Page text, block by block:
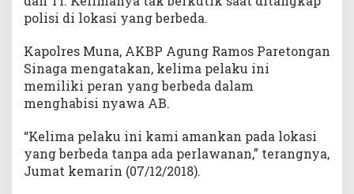
i
n
polisi di lokasi yang berbeda.
Kapolres Muna, AKBP Agung Ramos Paretongan
Sinaga mengatakan, kelima pelaku ini
memiliki peran yang berbeda dalam
menghabisi nyawa AB.
“Kelima pelaku ini kami amankan pada lokasi
yang berbeda tanpa ada perlawanan,” terangnya,
Jumat kemarin (07/12/2018).